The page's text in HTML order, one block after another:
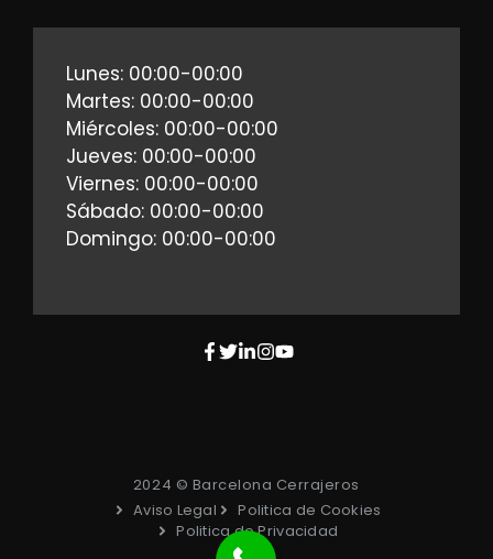
Lunes: 00:00-00:00
Martes: 00:00-00:00
Miércoles: 00:00-00:00
Jueves: 00:00-00:00
Viernes: 00:00-00:00
Sábado: 00:00-00:00
Domingo: 00:00-00:00
2024 © Barcelona Cerrajeros
Aviso Legal
Politica de Cookies
Politica de Privacidad